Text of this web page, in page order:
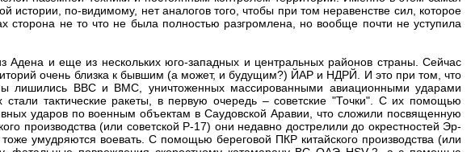
истории, по-видимому, нет аналогов того, чтобы при том неравенстве сил, которое
сторона не то что не была полностью разгромлена, но вообще почти не уступила
Адена и еще из нескольких юго-западных и центральных районов страны. Сейчас
очень близка к бывшим (а может, и будущим?) ЙАР и НДРЙ. И это при том, что
лишились ВВС и ВМС, уничтоженных массированными авиационными ударами
тактические ракеты, в первую очередь – советские "Точки". С их помощью
ударов по военным объектам в Саудовской Аравии, что сложили посвященную
производства (или советской Р-17) они недавно дострелили до окрестностей Эр-
умудряются воевать. С помощью береговой ПКР китайского производства (или